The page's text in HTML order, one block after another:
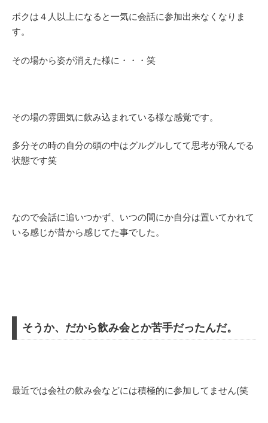
ボクは４人以上になると一気に会話に参加出来なくなりま
す。
その場から姿が消えた様に・・・笑
その場の雰囲気に飲み込まれている様な感覚です。
多分その時の自分の頭の中はグルグルしてて思考が飛んでる
状態です笑
なので会話に追いつかず、いつの間にか自分は置いてかれて
いる感じが昔から感じてた事でした。
そうか、だから飲み会とか苦手だったんだ。
最近では会社の飲み会などには積極的に参加してません(笑